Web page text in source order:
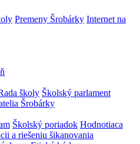
Premeny Šrobárky Internet na
školy Školský parlament
Šrobárky
Školský poriadok Hodnotiaca
a riešeniu šikanovania